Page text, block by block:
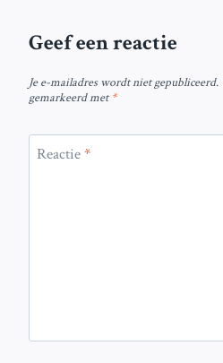
Geef een reactie
Je e-mailadres wordt niet gepubliceerd.
gemarkeerd met*
Reactie*